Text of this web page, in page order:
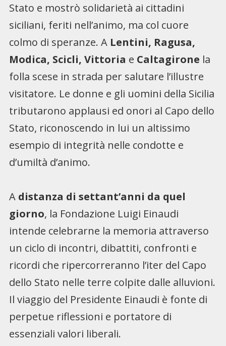
Stato e mostrò solidarietà ai cittadini
siciliani, feriti nell’animo, ma col cuore
colmo di speranze. A Lentini, Ragusa,
Modica, Scicli, Vittoria e Caltagirone la
folla scese in strada per salutare l’illustre
visitatore. Le donne e gli uomini della Sicilia
tributarono applausi ed onori al Capo dello
Stato, riconoscendo in lui un altissimo
esempio di integrità nelle condotte e
d’umiltà d’animo.
A distanza di settant’anni da quel
giorno, la Fondazione Luigi Einaudi
intende celebrarne la memoria attraverso
un ciclo di incontri, dibattiti, confronti e
ricordi che ripercorreranno l’iter del Capo
dello Stato nelle terre colpite dalle alluvioni.
Il viaggio del Presidente Einaudi è fonte di
perpetue riflessioni e portatore di
essenziali valori liberali.